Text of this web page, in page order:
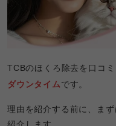
TCBのほくろ除去を口コ
ダウンタイムです。
理由を紹介する前に、ま